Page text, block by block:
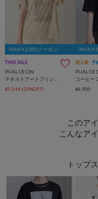
MAX￥2,000クーポン
TIME SALE
PUAL CE CIN
¥5,544 (20%OFF)
MAX￥
再入荷 予
PUAL CE
¥6,930
このア
こんなア
トップ